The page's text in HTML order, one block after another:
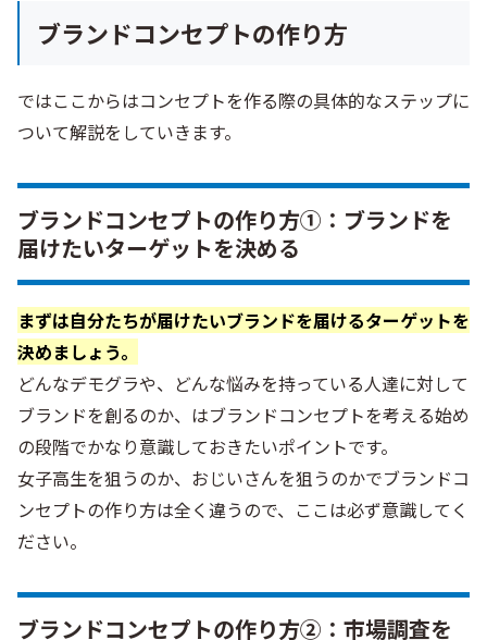
ブランドコンセプトの作り方
ではここからはコンセプトを作る際の具体的なステップに
ついて解説をしていきます。
ブランドコンセプトの作り方①：ブランドを
届けたいターゲットを決める
まずは自分たちが届けたいブランドを届けるターゲットを
決めましょう。
どんなデモグラや、どんな悩みを持っている人達に対して
ブランドを創るのか、はブランドコンセプトを考える始め
の段階でかなり意識しておきたいポイントです。
女子高生を狙うのか、おじいさんを狙うのかでブランドコ
ンセプトの作り方は全く違うので、ここは必ず意識してく
ださい。
ブランドコンセプトの作り方②：市場調査を